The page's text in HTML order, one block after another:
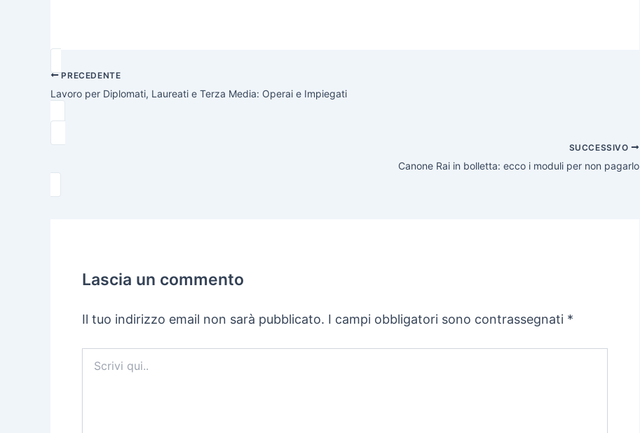
PRECEDENTE
Lavoro per Diplomati, Laureati e Terza Media: Operai e Impiegati
SUCCESSIVO
Canone Rai in bolletta: ecco i moduli per non pagarlo
Lascia un commento
Il tuo indirizzo email non sarà pubblicato. I campi obbligatori sono contrassegnati *
qui..